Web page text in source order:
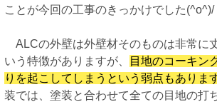
ことが今回の工事のきっかけでした(^o^)/
ALCの外壁は外壁材そのものは非常に
いう特徴がありますが、
目地のコーキン
りを起こしてしまうという弱点もありま
装では、塗装と合わせて全ての目地の打